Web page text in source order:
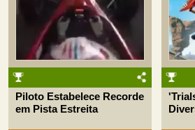
Piloto Estabelece Recorde
em Pista Estreita